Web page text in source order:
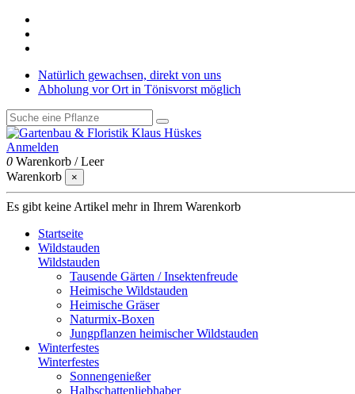
Natürlich gewachsen, direkt von uns
Abholung vor Ort in Tönisvorst möglich
Anmelden
0 Warenkorb /Leer
Warenkorb
×
Es gibt keine Artikel mehr in Ihrem Warenkorb
Startseite
Wildstauden
Wildstauden
Tausende Gärten / Insektenfreude
Heimische Wildstauden
Heimische Gräser
Naturmix-Boxen
Jungpflanzen heimischer Wildstauden
Winterfestes
Winterfestes
Sonnengenießer
Halbschattenliebhaber